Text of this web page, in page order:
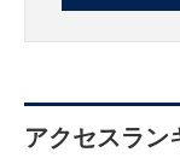
アクセスラン